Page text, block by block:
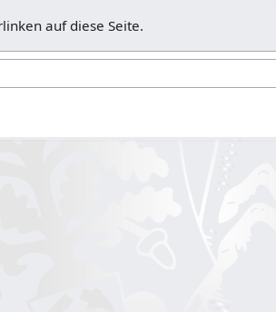
auf diese Seite.